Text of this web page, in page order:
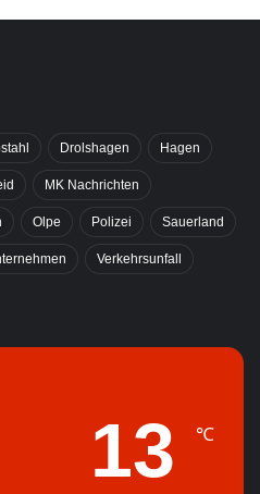
Drolshagen Hagen
MK Nachrichten
Olpe Polizei Sauerland
Verkehrsunfall
13 ℃